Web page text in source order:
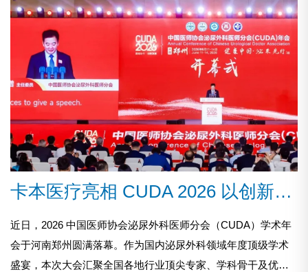
卡本医疗亮相 CUDA 2026 以创新技术赋能泌尿精准诊疗
近日，2026 中国医师协会泌尿外科医师分会（CUDA）学术年
会于河南郑州圆满落幕。作为国内泌尿外科领域年度顶级学术
盛宴，本次大会汇聚全国各地行业顶尖专家、学科骨干及优质